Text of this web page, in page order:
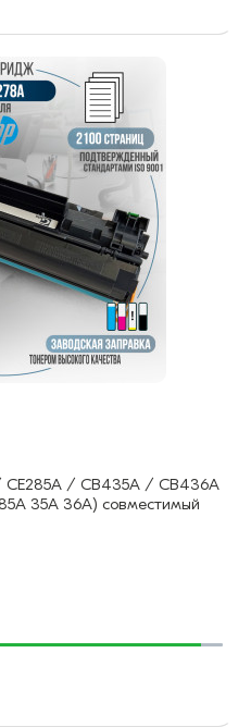
CE285A / CB435A / CB436A
35A 36A) совместимый